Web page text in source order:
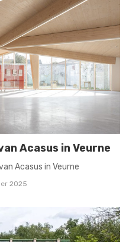
Acasus in Veurne
Acasus in Veurne
2025